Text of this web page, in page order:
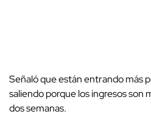
Señaló que están entrando más
saliendo porque los ingresos son
dos semanas.